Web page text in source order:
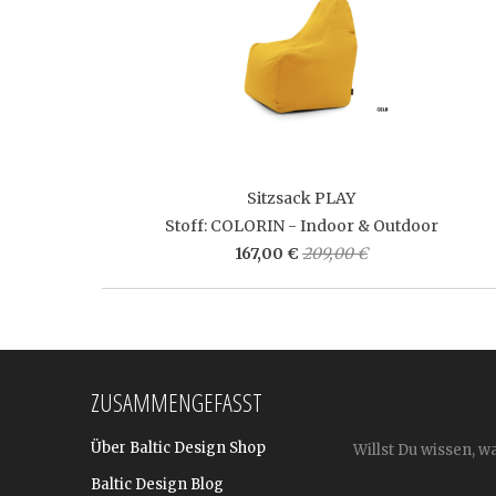
Sitzsack PLAY
Stoff: COLORIN - Indoor & Outdoor
167,00 € 209,00 €
ZUSAMMENGEFASST
Über Baltic Design Shop
Baltic Design Blog
Willst Du wissen,